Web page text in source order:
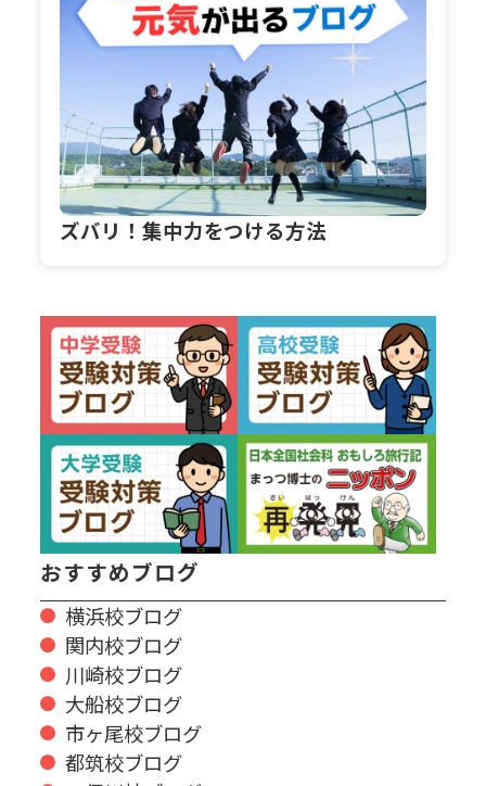
ズバリ！集中力をつける方法
おすすめブログ
横浜校ブログ
関内校ブログ
川崎校ブログ
大船校ブログ
市ヶ尾校ブログ
都筑校ブログ